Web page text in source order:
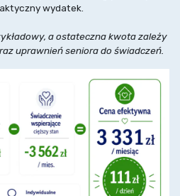
wydatek.
a ostateczna kwota zależy
uprawnień seniora do świadczeń.